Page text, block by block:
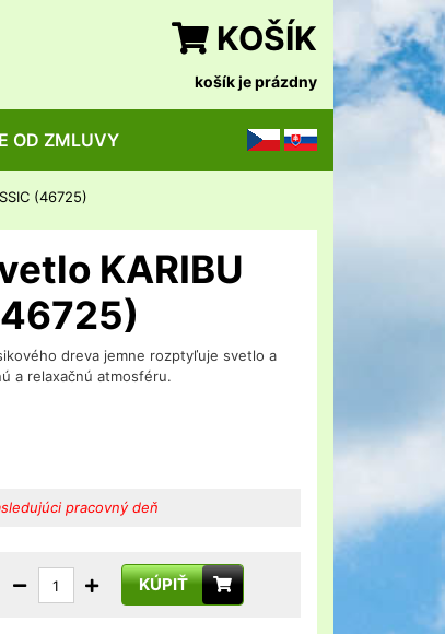
KOŠÍK
košík je prázdny
CZ SK
OD ZMLUVY
(46725)
KARIBU
dreva jemne rozptyľuje svetlo a
a relaxačnú atmosféru.
pracovný deň
KÚPIŤ